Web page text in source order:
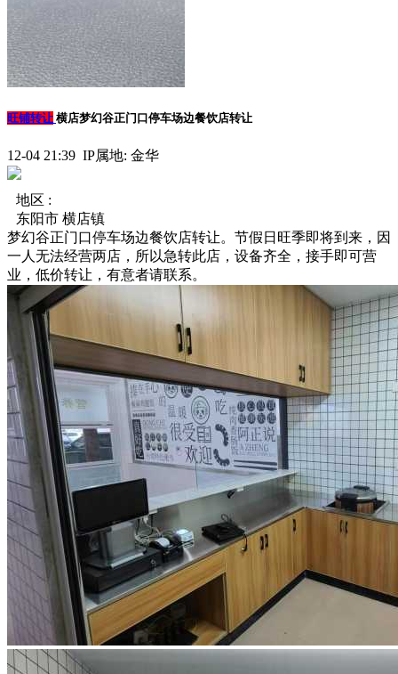
旺铺转让 横店梦幻谷正门口停车场边餐饮店转让
12-04 21:39 IP属地: 金华
地区 :
东阳市 横店镇
梦幻谷正门口停车场边餐饮店转让。节假日旺季即将到来，因
一人无法经营两店，所以急转此店，设备齐全，接手即可营
业，低价转让，有意者请联系。